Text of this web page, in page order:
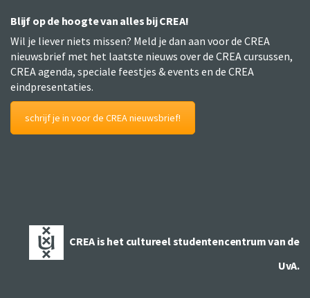
Blijf op de hoogte van alles bij CREA!
Wil je liever niets missen? Meld je dan aan voor de CREA
nieuwsbrief met het laatste nieuws over de CREA cursussen,
CREA agenda, speciale feestjes & events en de CREA
eindpresentaties.
schrijf je in voor de CREA nieuwsbrief!
CREA is het cultureel studentencentrum van de
UvA.